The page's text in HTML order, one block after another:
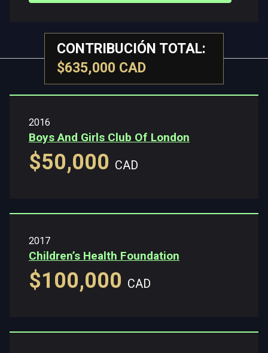
CONTRIBUCIÓN TOTAL:
$635,000 CAD
2016
Boys And Girls Club Of London
$50,000 CAD
2017
Children’s Health Foundation
$100,000 CAD